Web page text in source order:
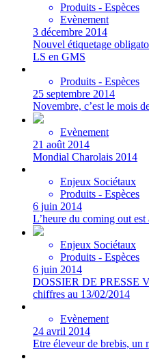
Produits - Espèces
Evènement
3 décembre 2014
Nouvel étiquetage
LS en GMS
Produits - Espèces
25 septembre 2014
Novembre, c’est le mois
Evènement
21 août 2014
Mondial Charolais 2014
Enjeux Sociétaux
Produits - Espèces
6 juin 2014
L’heure du coming out
Enjeux Sociétaux
Produits - Espèces
6 juin 2014
DOSSIER DE PRESSE
chiffres au 13/02/2014
Evènement
24 avril 2014
Etre éleveur de brebis, un